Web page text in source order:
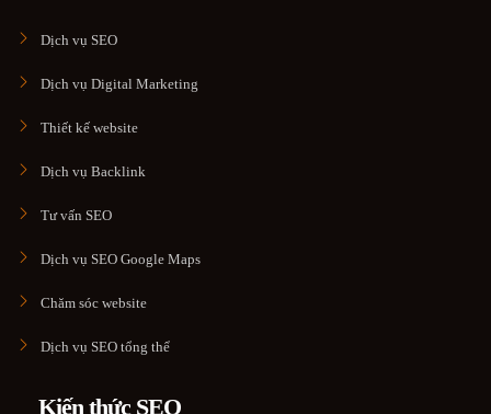
Dịch vụ SEO
Dịch vụ Digital Marketing
Thiết kế website
Dịch vụ Backlink
Tư vấn SEO
Dịch vụ SEO Google Maps
Chăm sóc website
Dịch vụ SEO tổng thể
Kiến thức SEO